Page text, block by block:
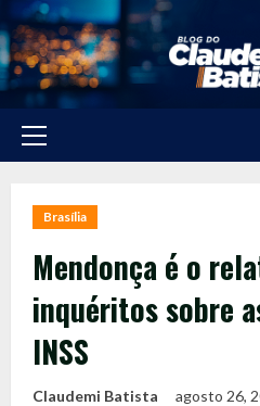
Skip
to
content
Primary
Brasília
Mendonça é o
inquéritos sobre
INSS
Claudemi Batista agosto 26,